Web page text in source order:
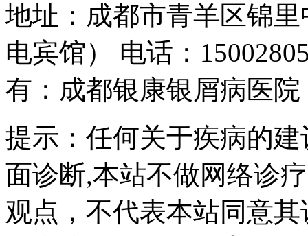
地址：成都市青羊区锦
电宾馆）
电话：
有：成都银康银屑病医院
提示：任何关于疾病的
面诊断,本站不做网络诊
观点，不代表本站同意